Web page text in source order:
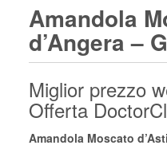
Amandola
d’Angera –
Miglior prezzo
Offerta
Amandola Moscato